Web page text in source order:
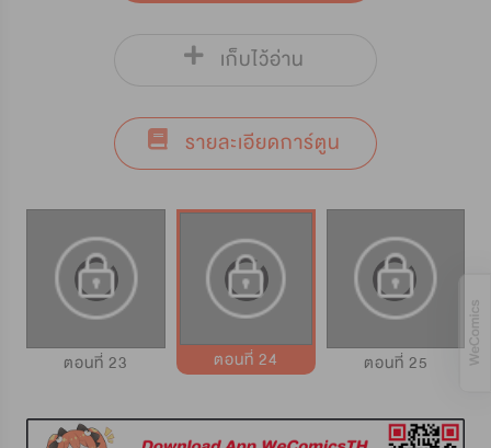
เก็บไว้อ่าน
รายละเอียดการ์ตูน
ตอนที่ 23 ตอนที่ 24 ตอนที่ 25